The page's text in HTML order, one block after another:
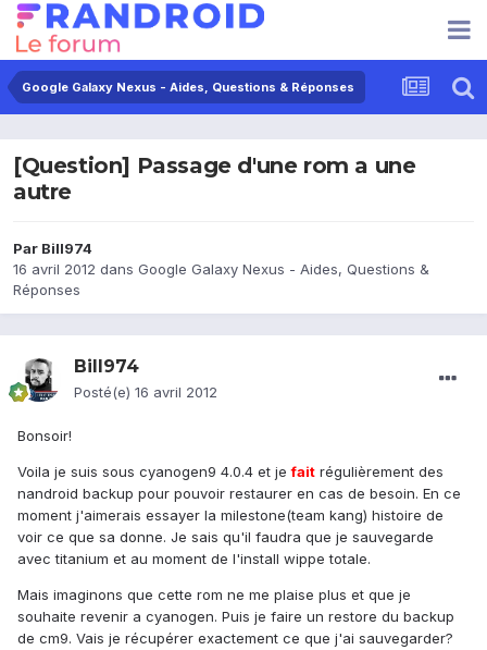
Google Galaxy Nexus - Aides, Questions & Réponses
[Question] Passage d'une rom a une
autre
Par Bill974
16 avril 2012 dans Google Galaxy Nexus - Aides, Questions &
Réponses
Bill974
Posté(e) 16 avril 2012
Bonsoir!
Voila je suis sous cyanogen9 4.0.4 et jefait régulièrement des
nandroid backup pour pouvoir restaurer en cas de besoin. En ce
moment j'aimerais essayer la milestone(team kang) histoire de
voir ce que sa donne. Je sais qu'il faudra que je sauvegarde
avec titanium et au moment de l'install wippe totale.
Mais imaginons que cette rom ne me plaise plus et que je
souhaite revenir a cyanogen. Puis je faire un restore du backup
de cm9. Vais je récupérer exactement ce que j'ai sauvegarder?